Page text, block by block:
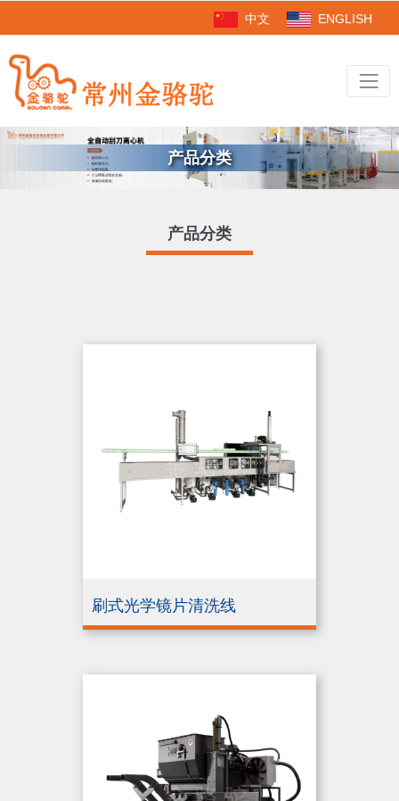
中文 ENGLISH
产品分类
产品分类
刷式光学镜片清洗线